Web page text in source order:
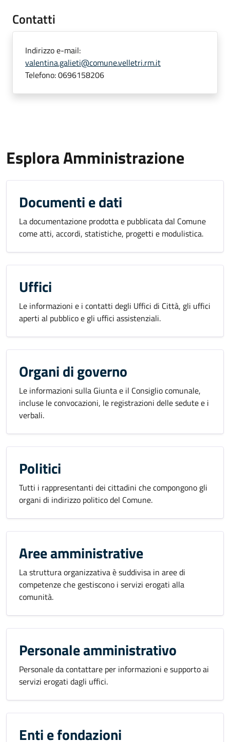
Contatti
Indirizzo e-mail:
valentina.galieti@comune.velletri.rm.it
Telefono:0696158206
Esplora Amministrazione
Documenti e dati
La documentazione prodotta e pubblicata dal Comune
come atti, accordi, statistiche, progetti e modulistica.
Uffici
Le informazioni e i contatti degli Uffici di Città, gli uffici
aperti al pubblico e gli uffici assistenziali.
Organi di governo
Le informazioni sulla Giunta e il Consiglio comunale,
incluse le convocazioni, le registrazioni delle sedute e i
verbali.
Politici
Tutti i rappresentanti dei cittadini che compongono gli
organi di indirizzo politico del Comune.
Aree amministrative
La struttura organizzativa è suddivisa in aree di
competenze che gestiscono i servizi erogati alla
comunità.
Personale amministrativo
Personale da contattare per informazioni e supporto ai
servizi erogati dagli uffici.
Enti e fondazioni